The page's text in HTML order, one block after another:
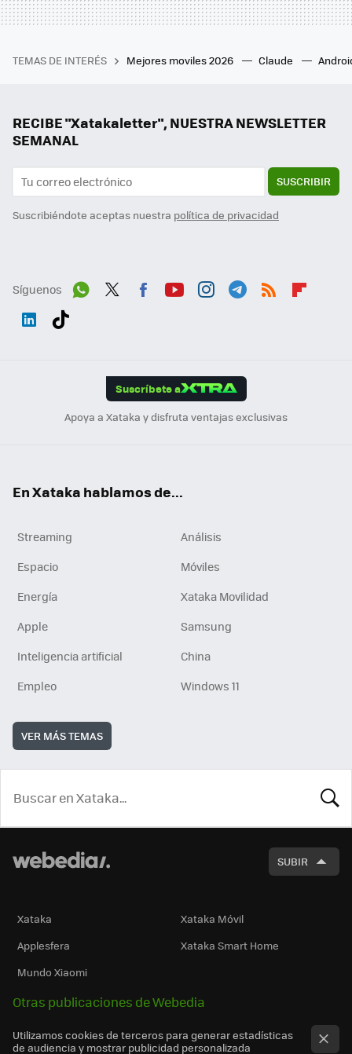
TEMAS DE INTERÉS Mejores moviles 2026 Claude
RECIBE "Xatakaletter", NUESTRA NEWSLETTER
SEMANAL
SUSCRIBIR
Suscribiéndote aceptas nuestra política de privacidad
Síguenos
Suscríbete a
Apoya a Xataka y disfruta ventajas exclusivas
En Xataka hablamos de...
Streaming
Análisis
Espacio
Móviles
Energía
Xataka Movilidad
Apple
Samsung
Inteligencia artificial
China
Empleo
Windows 11
VER MÁS TEMAS
SUBIR
Xataka
Xataka Móvil
Applesfera
Xataka Smart Home
Mundo Xiaomi
Otras publicaciones de Webedia
Utilizamos cookies de terceros para generar estadísticas
de audiencia y mostrar publicidad personalizada